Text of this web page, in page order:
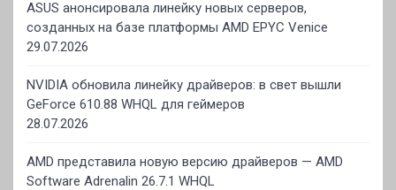
ASUS анонсировала линейку новых серверов,
созданных на базе платформы AMD EPYC Venice
29.07.2026
NVIDIA обновила линейку драйверов: в свет вышли
GeForce 610.88 WHQL для геймеров
28.07.2026
AMD представила новую версию драйверов — AMD
Software Adrenalin 26.7.1 WHQL